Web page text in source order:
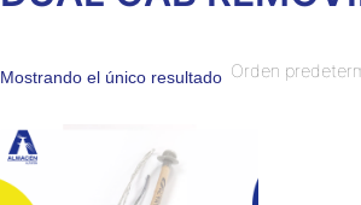
Mostrando el único resultado